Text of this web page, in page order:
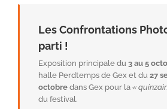
Les Confrontations
parti !
Exposition principale du 3 au 5
halle Perdtemps de Gex et du 27
octobre dans Gex pour la «
du festival.